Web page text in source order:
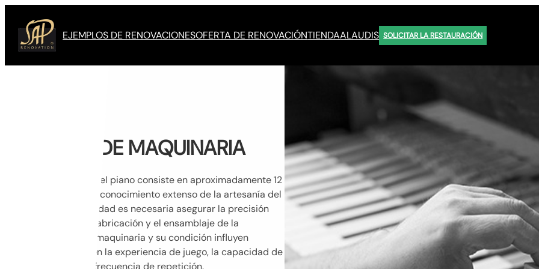
contenido
EJEMPLOS DE RENOVACIONESOFERTA DE RENOVACIÓNTIENDAALAUDIS SOLICITAR LA RESTAURACIÓN
TALLER DE MAQUINARIA
La maquinaria del piano consiste en aproximadamente 12
000 piezas y el conocimiento extenso de la artesanía del
piano y la habilidad es necesaria asegurar la precisión
deseada en la fabricación y el ensamblaje de la
maquinaria. La maquinaria y su condición influyen
directamente en la experiencia de juego, la capacidad de
respuesta y la frecuencia de repetición.